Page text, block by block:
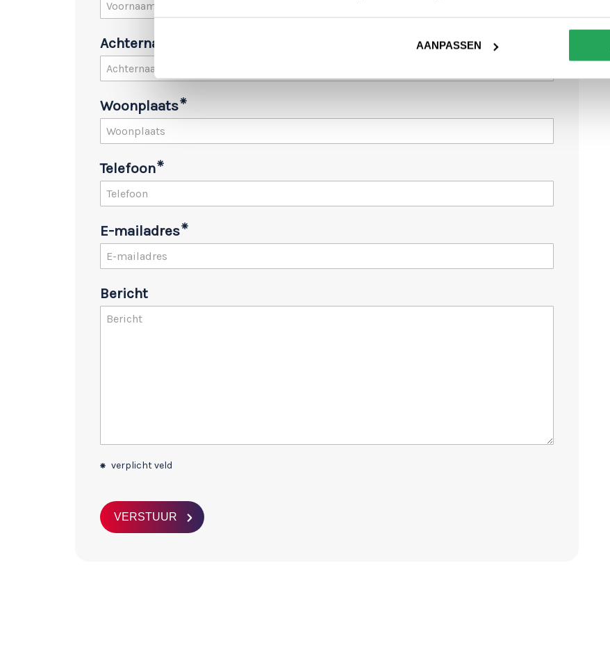
AANPASSEN
Achternaam
Woonplaats
Telefoon
E-mailadres
Bericht
verplicht veld
VERSTUUR